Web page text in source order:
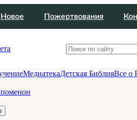
Новое Пожертвования
МедиатекаДетская БиблияВсе о